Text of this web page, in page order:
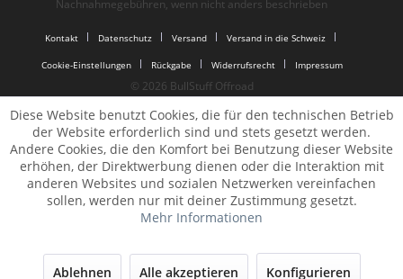
Nachnahmegebühren, wenn nicht anders beschrieben
Kontakt Datenschutz Versand Versand in die Schweiz
Cookie-Einstellungen Rückgabe Widerrufsrecht Impressum
© 2026 BullStuff Offroad
Diese Website benutzt Cookies, die für den technischen Betrieb
der Website erforderlich sind und stets gesetzt werden.
Andere Cookies, die den Komfort bei Benutzung dieser Website
erhöhen, der Direktwerbung dienen oder die Interaktion mit
anderen Websites und sozialen Netzwerken vereinfachen
sollen, werden nur mit deiner Zustimmung gesetzt.
Mehr Informationen
Ablehnen Alle akzeptieren Konfigurieren